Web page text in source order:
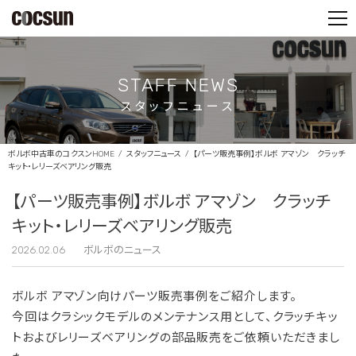
STAFF NEWS
スタッフニュース
ボルボ中古車のコクスンHOME スタッフニュース
【パーツ販売事例】ボルボ アマゾン クラッチ
キット・レリーズベアリング販売
【パーツ販売事例】ボルボ アマゾン クラッチ
キット・レリーズベアリング販売
2026.02.06 ボルボのニュース
ボルボ アマゾン向けパーツ販売事例をご紹介します。
今回はクラシックモデルのメンテナンス用として、クラッチキッ
トおよびレリーズベアリングの部品販売をご依頼いただきまし